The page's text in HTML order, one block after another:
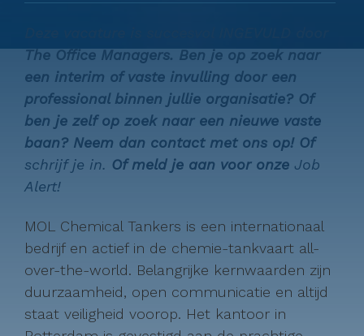
The Office Managers. Ben je op zoek naar
een interim of vaste invulling door een
professional binnen jullie organisatie? Of
ben je zelf op zoek naar een nieuwe vaste
baan? Neem dan contact met ons op! Of
schrijf je in. Of meld je aan voor onze Job
Alert!
MOL Chemical Tankers is een internationaal
bedrijf en actief in de chemie-tankvaart all-
over-the-world. Belangrijke kernwaarden zijn
duurzaamheid, open communicatie en altijd
staat veiligheid voorop. Het kantoor in